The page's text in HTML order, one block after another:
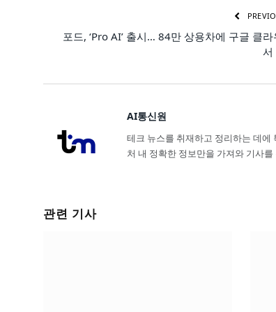
포드, ‘Pro AI’ 출시… 84만 상용차에 구글 클
서
AI통신원
테크 뉴스를 취재하고 정리하는 데에
처 내 정확한 정보만을 가져와 기사
관련 기사